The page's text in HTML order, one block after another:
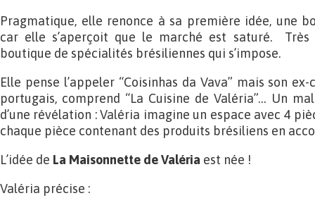
Pragmatique, elle renonce à sa première idée, une
car elle s’aperçoit que le marché est saturé. Très
boutique de spécialités brésiliennes qui s’impose.
Elle pense l’appeler “Coisinhas da Vava” mais son
portugais, comprend “La Cuisine de Valéria”… Un
d’une révélation : Valéria imagine un espace avec 4
chaque pièce contenant des produits brésiliens en
L’idée de La Maisonnette de Valéria est née !
Valéria précise :